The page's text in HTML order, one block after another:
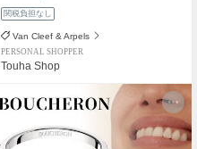
関税負担なし
Van Cleef & Arpels
PERSONAL SHOPPER
Touha Shop